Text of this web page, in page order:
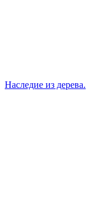
Наследие из дерева.